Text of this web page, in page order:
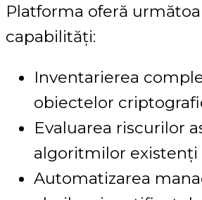
Platforma oferă
capabilități:
Inventarierea
obiectelor
Evaluarea riscurilor
algoritmilor existenți
Automatizarea